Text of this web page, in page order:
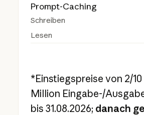
Prompt-Caching
Schreiben
Lesen
*Einstiegspreise von 2/10
Million Eingabe-/
bis 31.08.2026; danach